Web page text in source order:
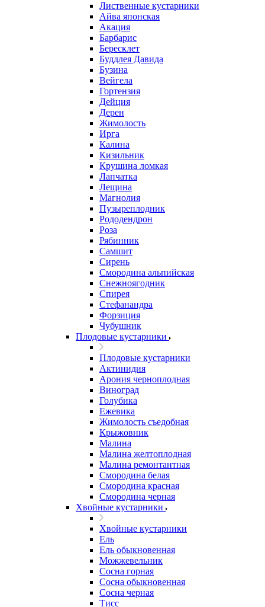
Лиственные кустарники
Айва японская
Акация
Барбарис
Бересклет
Буддлея Давида
Бузина
Вейгела
Гортензия
Дейция
Дерен
Жимолость
Ирга
Калина
Кизильник
Крушина ломкая
Лапчатка
Лещина
Магнолия
Пузыреплодник
Рододендрон
Роза
Рябинник
Самшит
Сирень
Смородина альпийская
Снежноягодник
Спирея
Стефанандра
Форзиция
Чубушник
Плодовые кустарники
Плодовые кустарники
Актинидия
Арония черноплодная
Виноград
Голубика
Ежевика
Жимолость съедобная
Крыжовник
Малина
Малина желтоплодная
Малина ремонтантная
Смородина белая
Смородина красная
Смородина черная
Хвойные кустарники
Хвойные кустарники
Ель
Ель обыкновенная
Можжевельник
Сосна горная
Сосна обыкновенная
Сосна черная
Тисс